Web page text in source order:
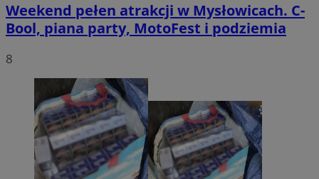
Weekend pełen atrakcji w Mysłowicach. C-
Bool, piana party, MotoFest i podziemia
8